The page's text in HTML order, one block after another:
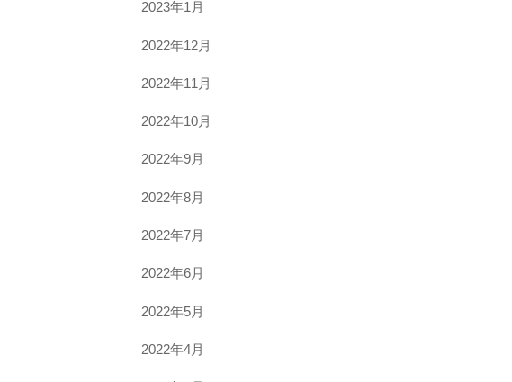
2023年1月
2022年12月
2022年11月
2022年10月
2022年9月
2022年8月
2022年7月
2022年6月
2022年5月
2022年4月